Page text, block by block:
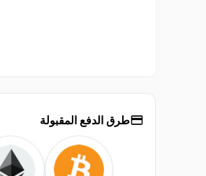
طرق الدفع المقبولة